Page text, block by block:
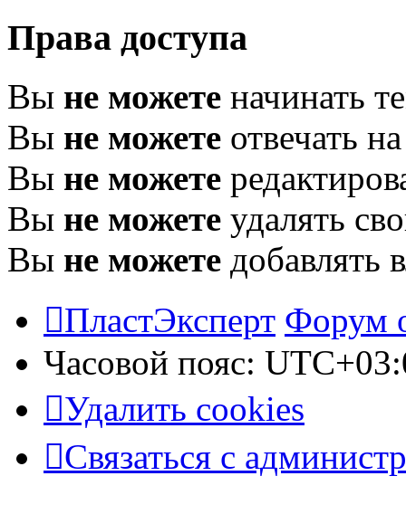
Права доступа
Вы не можете начинать
Вы не можете отвечать
Вы не можете
Вы не можете удалять
Вы не можете добавлять
ПластЭксперт Форум
Часовой пояс:
Удалить cookies
Связаться с